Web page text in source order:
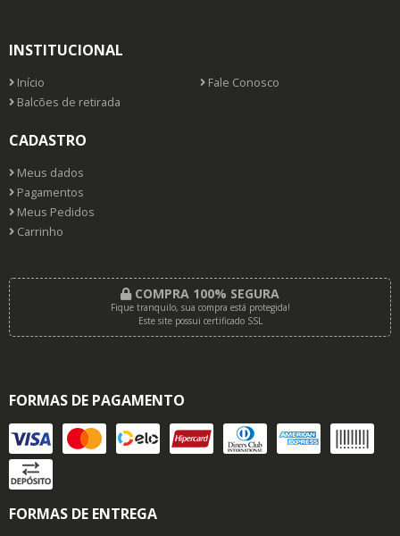
INSTITUCIONAL
Início
Fale Conosco
Balcões de retirada
CADASTRO
Meus dados
Pagamentos
Meus Pedidos
Carrinho
COMPRA 100% SEGURA
Fique tranquilo, sua compra está protegida!
Este site possui certificado SSL
FORMAS DE PAGAMENTO
FORMAS DE ENTREGA